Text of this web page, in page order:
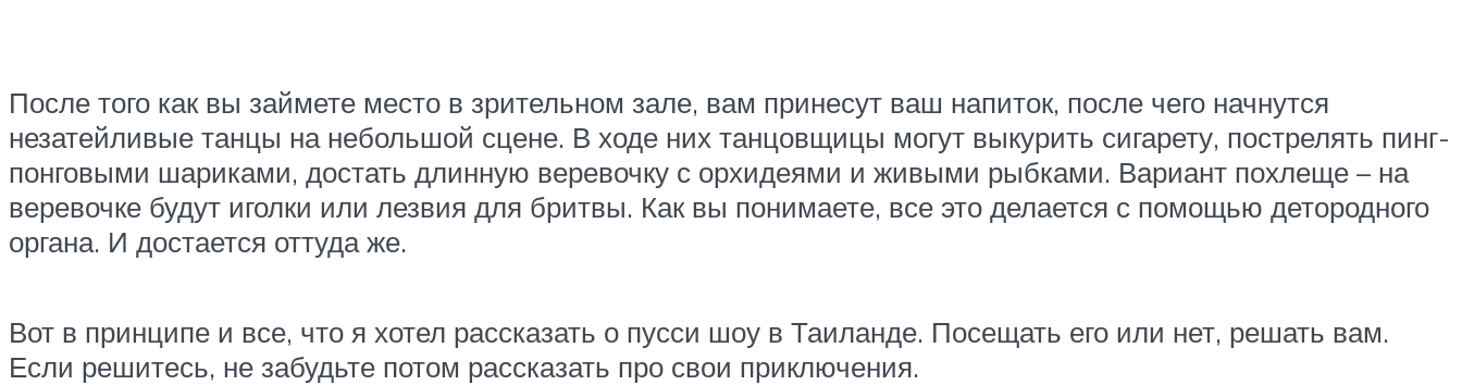
После того как вы займете место в зрительном зале, вам принесут ваш напиток, после чего начнутся
незатейливые танцы на небольшой сцене. В ходе них танцовщицы могут выкурить сигарету, пострелять пинг-
понговыми шариками, достать длинную веревочку с орхидеями и живыми рыбками. Вариант похлеще – на
веревочке будут иголки или лезвия для бритвы. Как вы понимаете, все это делается с помощью детородного
органа. И достается оттуда же.
Вот в принципе и все, что я хотел рассказать о пусси шоу в Таиланде. Посещать его или нет, решать вам.
Если решитесь, не забудьте потом рассказать про свои приключения.